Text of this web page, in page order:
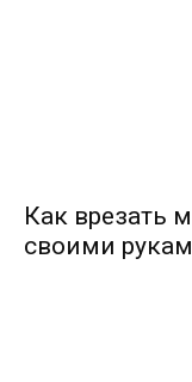
Как врезать
своими